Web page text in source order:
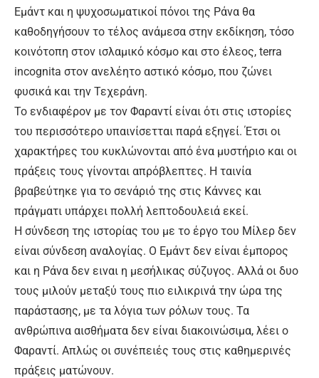
Εμάντ και η ψυχοσωματικοί πόνοι της Ράνα θα
καθοδηγήσουν το τέλος ανάμεσα στην εκδίκηση, τόσο
κοινότοπη στον ισλαμικό κόσμο και στο έλεος, terra
incognita στον ανελέητο αστικό κόσμο, που ζώνει
φυσικά και την Τεχεράνη.
Το ενδιαφέρον με τον Φαραντί είναι ότι στις ιστορίες
του περισσότερο υπαινίσετται παρά εξηγεί. Έτσι οι
χαρακτήρες του κυκλώνονται από ένα μυστήριο και οι
πράξεις τους γίνονται απρόβλεπτες. Η ταινία
βραβεύτηκε για το σενάριό της στις Κάννες και
πράγματι υπάρχει πολλή λεπτοδουλειά εκεί.
Η σύνδεση της ιστορίας του με το έργο του Μίλερ δεν
είναι σύνδεση αναλογίας. Ο Εμάντ δεν είναι έμπορος
και η Ράνα δεν ειναι η μεσήλικας σύζυγος. Αλλά οι δυο
τους μιλούν μεταξύ τους πιο ειλικρινά την ώρα της
παράστασης, με τα λόγια των ρόλων τους. Τα
ανθρώπινα αισθήματα δεν είναι διακοινώσιμα, λέει ο
Φαραντί. Απλώς οι συνέπειές τους στις καθημερινές
πράξεις ματώνουν.